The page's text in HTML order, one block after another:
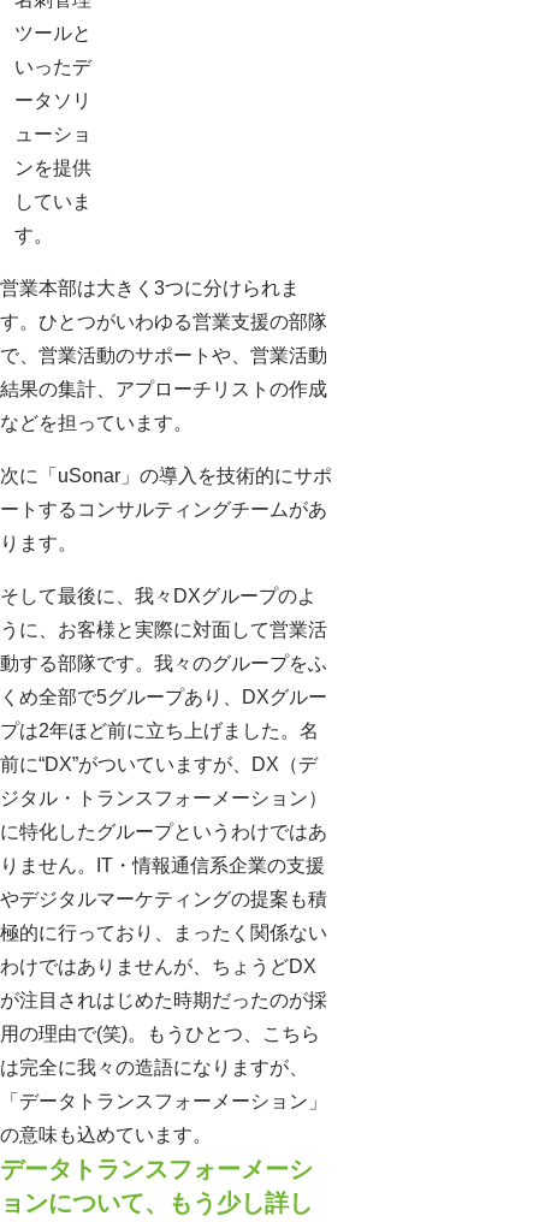
ツールと
いったデ
ータソリ
ューショ
ンを提供
していま
す。
営業本部は大きく3つに分けられま
す。ひとつがいわゆる営業支援の部隊
で、営業活動のサポートや、営業活動
結果の集計、アプローチリストの作成
などを担っています。
次に「uSonar」の導入を技術的にサポ
ートするコンサルティングチームがあ
ります。
そして最後に、我々DXグループのよ
うに、お客様と実際に対面して営業活
動する部隊です。我々のグループをふ
くめ全部で5グループあり、DXグルー
プは2年ほど前に立ち上げました。名
前に“DX”がついていますが、DX（デ
ジタル・トランスフォーメーション）
に特化したグループというわけではあ
りません。IT・情報通信系企業の支援
やデジタルマーケティングの提案も積
極的に行っており、まったく関係ない
わけではありませんが、ちょうどDX
が注目されはじめた時期だったのが採
用の理由で(笑)。もうひとつ、こちら
は完全に我々の造語になりますが、
「データトランスフォーメーション」
の意味も込めています。
データトランスフォーメーシ
ョンについて、もう少し詳し